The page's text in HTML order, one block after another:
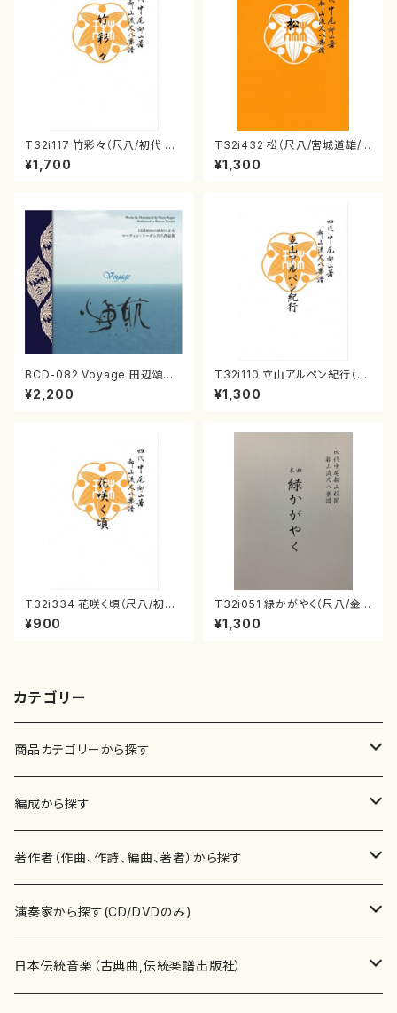
T32i117 竹彩々（尺八/初代 山
本邦山/尺八/都山式譜）都山流
公刊楽譜曲番:566
¥1,700
T32i432 松（尺八/宮城道雄/
楽譜）都山流公刊楽譜曲番:213
8
¥1,300
BCD-082 Voyage 田辺頌山
の演奏によるマーティン・リーガ
ン尺八作品集（田辺頌山/マーテ
¥2,200
T32i110 立山アルペン紀行（尺
八/初代 石垣征山/尺八/都山式
譜）都山流公刊楽譜曲番:559
¥1,300
T32i334 花咲く頃（尺八/初代
山川園松/楽譜）都山流公刊楽譜
曲番:2037
¥900
T32i051 緑かがやく（尺八/金
森高山/楽譜）都山流公刊楽譜曲
番：50
¥1,300
カテゴリー
商品カテゴリーから探す
楽譜
書籍
書籍
テキストブック
CD・DVD
チケット
編成から探す
邦楽器
箏・琴（ソロ）
箏・琴（合奏）
合唱
混声合唱
歌・声
著作者（作曲、作詩、編曲、著者）から探す
あ行
青木省三(アオキ ショウゾウ)
か行
演奏家から探す(CD/DVDのみ)
邦楽（箏、三味線、尺八等）演奏家
日本伝統音楽（古典曲,伝統楽譜出版社）